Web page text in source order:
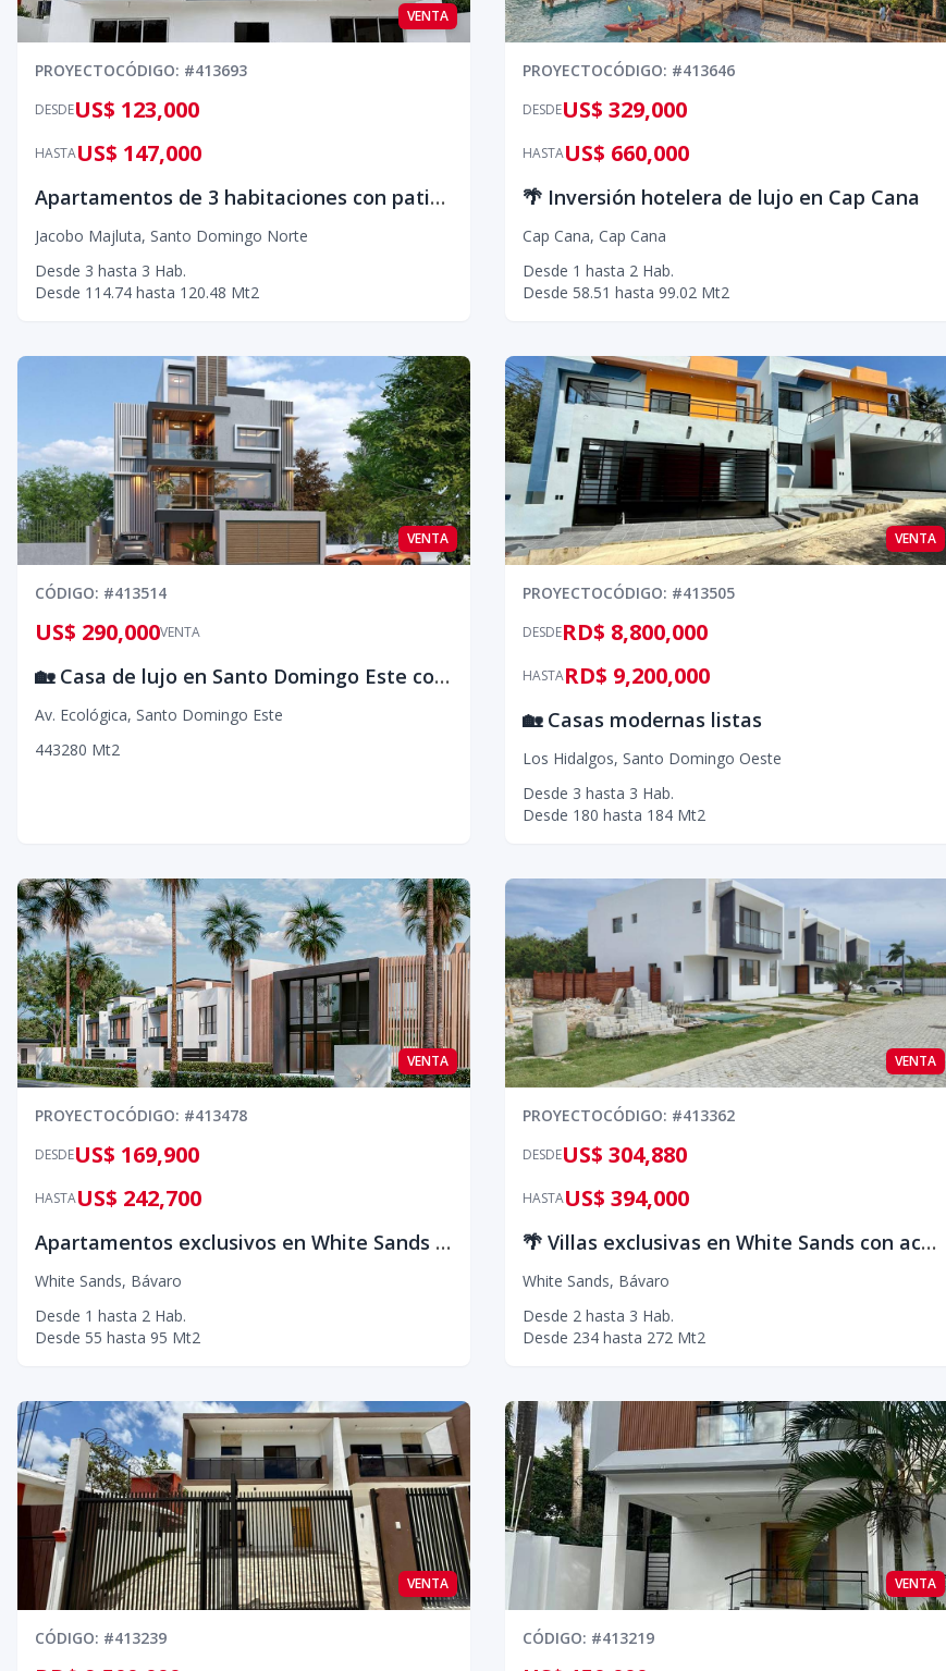
VENTA
PROYECTOCÓDIGO: #413693
DESDEUS$ 123,000
HASTAUS$ 147,000
Apartamentos de 3 habitaciones con patio o terraza privada desde US$123,000
Jacobo Majluta, Santo Domingo Norte
Desde 3 hasta 3 Hab.
Desde 114.74 hasta 120.48 Mt2
0
PROYECTOCÓDIGO: #413646
DESDEUS$ 329,000
HASTAUS$ 660,000
🌴 Inversión hotelera de lujo en Cap Cana
Cap Cana, Cap Cana
Desde 1 hasta 2 Hab.
Desde 58.51 hasta 99.02 Mt2
VENTA
CÓDIGO: #413514
VENTA
US$ 290,000
🏡 Casa de lujo en Santo Domingo Este con piscina y terraza
Av. Ecológica, Santo Domingo Este
443280 Mt2
VENTA
PROYECTOCÓDIGO: #413505
DESDERD$ 8,800,000
HASTARD$ 9,200,000
🏡 Casas modernas listas
Los Hidalgos, Santo Domingo Oeste
Desde 3 hasta 3 Hab.
Desde 180 hasta 184 Mt2
VENTA
PROYECTOCÓDIGO: #413478
DESDEUS$ 169,900
HASTAUS$ 242,700
Apartamentos exclusivos en White Sands con acceso privado a la playa
White Sands, Bávaro
Desde 1 hasta 2 Hab.
Desde 55 hasta 95 Mt2
VENTA
PROYECTOCÓDIGO: #413362
DESDEUS$ 304,880
HASTAUS$ 394,000
🌴 Villas exclusivas en White Sands con acceso privado a la playa
White Sands, Bávaro
Desde 2 hasta 3 Hab.
Desde 234 hasta 272 Mt2
VENTA
CÓDIGO: #413239
VENTA
CÓDIGO: #413219